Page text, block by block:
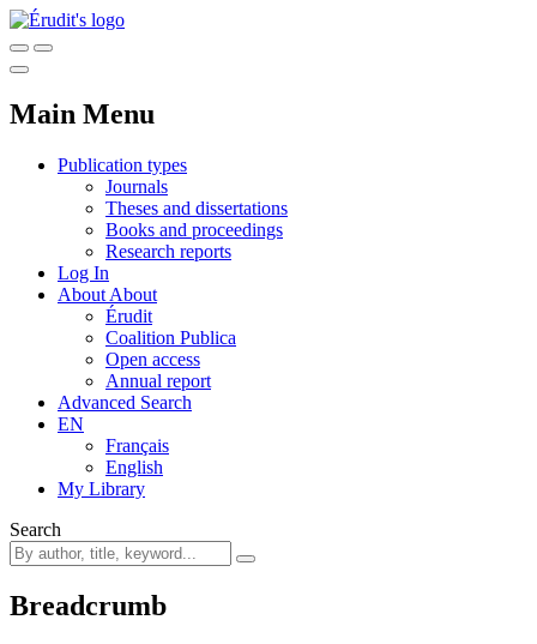
Main Menu
Publication types
Journals
Theses and dissertations
Books and proceedings
Research reports
Log In
About About
Érudit
Coalition Publica
Open access
Annual report
Advanced Search
EN
Français
English
My Library
Search
Breadcrumb